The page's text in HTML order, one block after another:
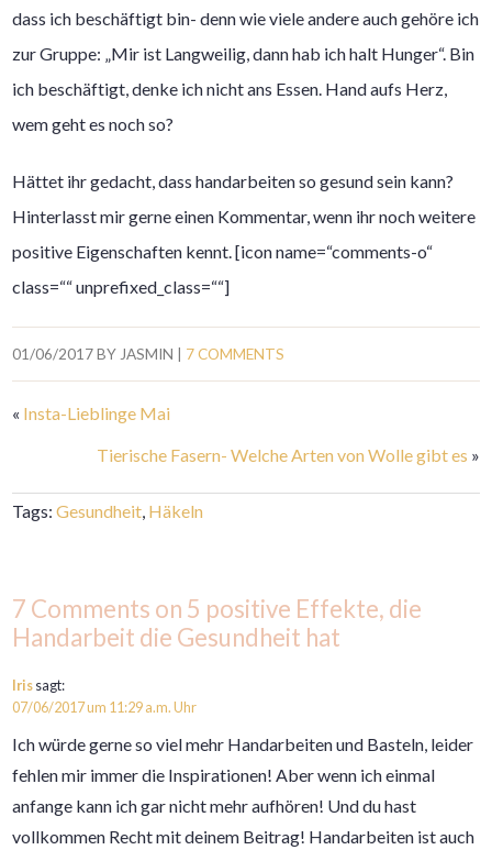
dass ich beschäftigt bin- denn wie viele andere auch gehöre ich
zur Gruppe: „Mir ist Langweilig, dann hab ich halt Hunger“. Bin
ich beschäftigt, denke ich nicht ans Essen. Hand aufs Herz,
wem geht es noch so?
Hättet ihr gedacht, dass handarbeiten so gesund sein kann?
Hinterlasst mir gerne einen Kommentar, wenn ihr noch weitere
positive Eigenschaften kennt. [icon name=“comments-o“
class=““ unprefixed_class=““]
01/06/2017BYJASMIN 7 COMMENTS
« Insta-Lieblinge Mai
Tierische Fasern- Welche Arten von Wolle gibt es »
Tags:Gesundheit, Häkeln
7 Comments on 5 positive Effekte, die
Handarbeit die Gesundheit hat
Irissagt:
07/06/2017 um 11:29 a.m. Uhr
Ich würde gerne so viel mehr Handarbeiten und Basteln, leider
fehlen mir immer die Inspirationen! Aber wenn ich einmal
anfange kann ich gar nicht mehr aufhören! Und du hast
vollkommen Recht mit deinem Beitrag! Handarbeiten ist auch